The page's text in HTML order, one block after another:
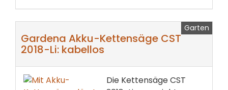
Garten
Gardena Akku-Kettensäge CST
2018-Li: kabellos
Die Kettensäge CST